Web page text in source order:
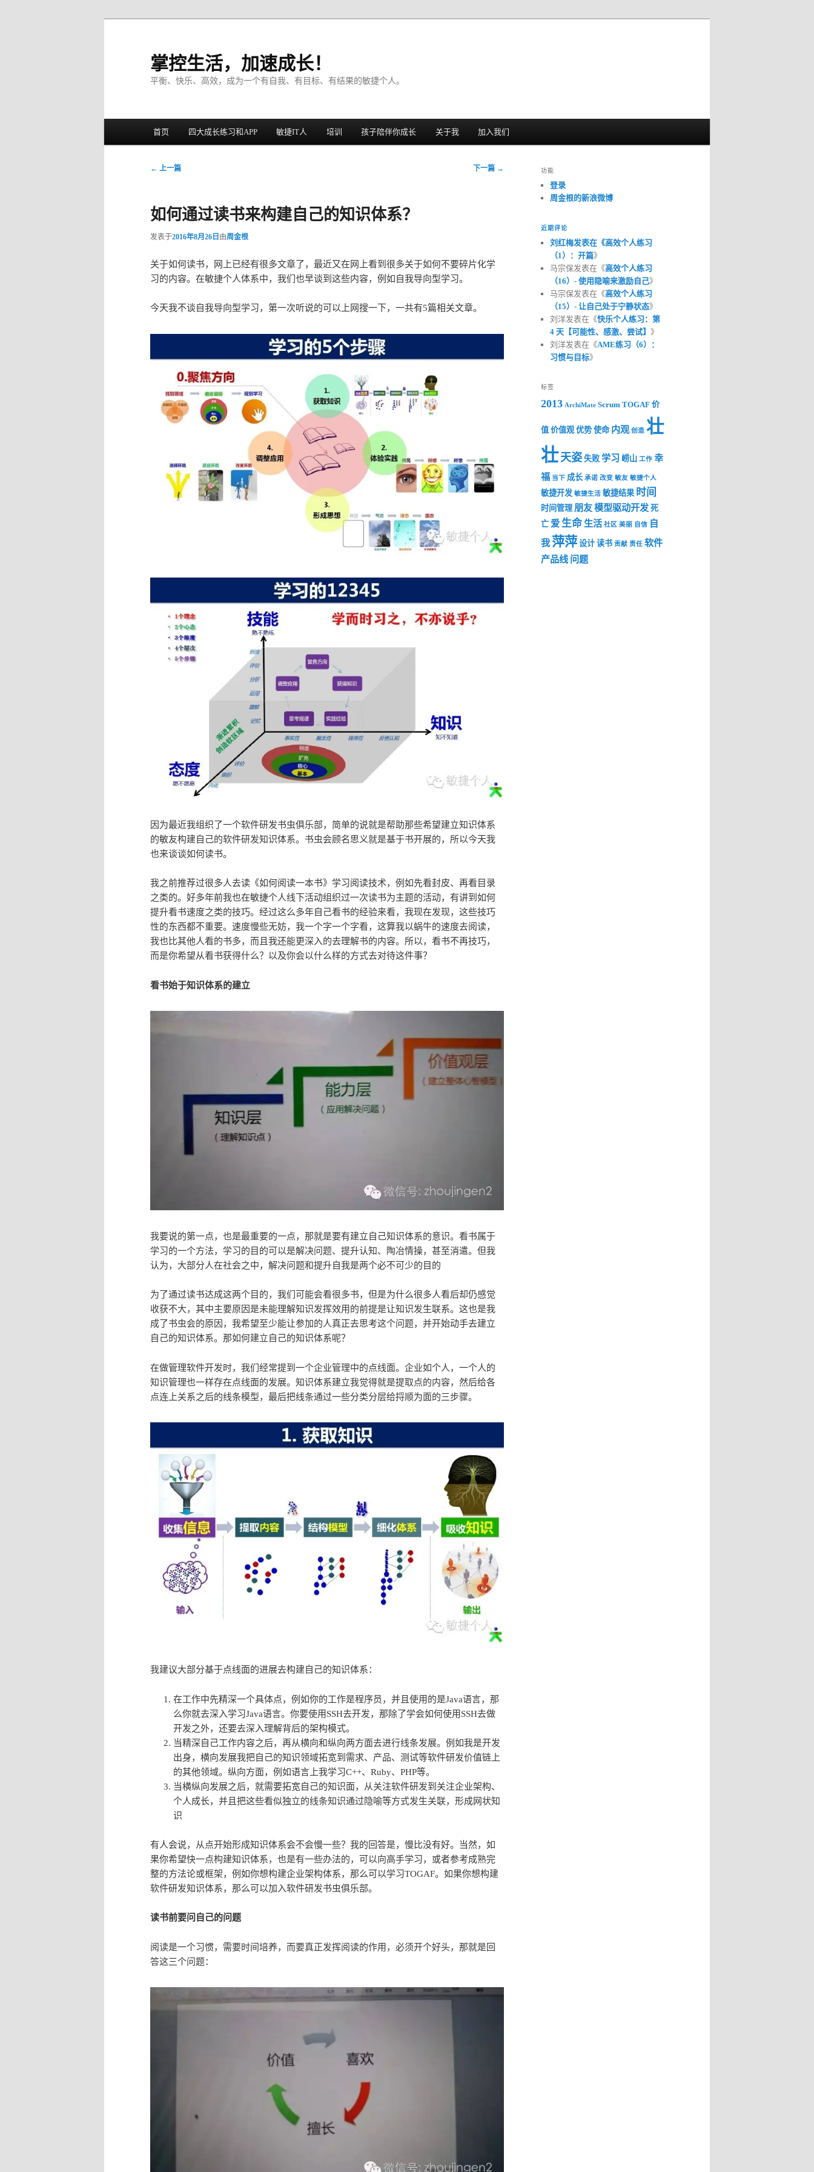
掌控生活，加速成长！
平衡、快乐、高效，成为一个有自我、有目标、有结果的敏捷个人。
跳至主内容区域
跳至副内容区域
首页 四大成长练习和APP 敏捷IT人 培训 孩子陪伴你成长 关于我 加入我们
文章导航
← 上一篇 下一篇 →
如何通过读书来构建自己的知识体系？
发表于2016年8月26日 由周金根
关于如何读书，网上已经有很多文章了，最近又在网上看到很多关于如何不要碎片化学
习的内容。在敏捷个人体系中，我们也早谈到这些内容，例如自我导向型学习。
今天我不谈自我导向型学习，第一次听说的可以上网搜一下，一共有5篇相关文章。
因为最近我组织了一个软件研发书虫俱乐部，简单的说就是帮助那些希望建立知识体系
的敏友构建自己的软件研发知识体系。书虫会顾名思义就是基于书开展的，所以今天我
也来谈谈如何读书。
我之前推荐过很多人去读《如何阅读一本书》学习阅读技术，例如先看封皮、再看目录
之类的。好多年前我也在敏捷个人线下活动组织过一次读书为主题的活动，有讲到如何
提升看书速度之类的技巧。经过这么多年自己看书的经验来看，我现在发现，这些技巧
性的东西都不重要。速度慢些无妨，我一个字一个字看，这算我以蜗牛的速度去阅读，
我也比其他人看的书多，而且我还能更深入的去理解书的内容。所以，看书不再技巧，
而是你希望从看书获得什么？以及你会以什么样的方式去对待这件事？
看书始于知识体系的建立
我要说的第一点，也是最重要的一点，那就是要有建立自己知识体系的意识。看书属于
学习的一个方法，学习的目的可以是解决问题、提升认知、陶冶情操，甚至消遣。但我
认为，大部分人在社会之中，解决问题和提升自我是两个必不可少的目的
为了通过读书达成这两个目的，我们可能会看很多书，但是为什么很多人看后却仍感觉
收获不大，其中主要原因是未能理解知识发挥效用的前提是让知识发生联系。这也是我
成了书虫会的原因，我希望至少能让参加的人真正去思考这个问题，并开始动手去建立
自己的知识体系。那如何建立自己的知识体系呢？
在做管理软件开发时，我们经常提到一个企业管理中的点线面。企业如个人，一个人的
知识管理也一样存在点线面的发展。知识体系建立我觉得就是提取点的内容，然后给各
点连上关系之后的线条模型，最后把线条通过一些分类分层给捋顺为面的三步骤。
我建议大部分基于点线面的进展去构建自己的知识体系：
在工作中先精深一个具体点，例如你的工作是程序员，并且使用的是Java语言，那
么你就去深入学习Java语言。你要使用SSH去开发，那除了学会如何使用SSH去做
开发之外，还要去深入理解背后的架构模式。
当精深自己工作内容之后，再从横向和纵向两方面去进行线条发展。例如我是开发
出身，横向发展我把自己的知识领域拓宽到需求、产品、测试等软件研发价值链上
的其他领域。纵向方面，例如语言上我学习C++、Ruby、PHP等。
当横纵向发展之后，就需要拓宽自己的知识面，从关注软件研发到关注企业架构、
个人成长，并且把这些看似独立的线条知识通过隐喻等方式发生关联，形成网状知
识
有人会说，从点开始形成知识体系会不会慢一些？我的回答是，慢比没有好。当然，如
果你希望快一点构建知识体系，也是有一些办法的，可以向高手学习，或者参考成熟完
整的方法论或框架，例如你想构建企业架构体系，那么可以学习TOGAF。如果你想构建
软件研发知识体系，那么可以加入软件研发书虫俱乐部。
读书前要问自己的问题
阅读是一个习惯，需要时间培养，而要真正发挥阅读的作用，必须开个好头，那就是回
答这三个问题：
功能
登录
周金根的新浪微博
近期评论
刘红梅发表在《高效个人练习
（1）：开篇》
马宗保发表在《高效个人练习
（16）- 使用隐喻来激励自己》
马宗保发表在《高效个人练习
（15）- 让自己处于宁静状态》
刘洋发表在《快乐个人练习：第
4 天【可能性、感激、尝试】 》
刘洋发表在《AME练习（6）：
习惯与目标》
标签
2013 ArchiMate Scrum TOGAF 价
值 价值观 优势 使命 内观 创造 壮
壮 天姿 失败 学习 崂山 工作 幸
福 当下 成长 承诺 改变 敏友 敏捷个人
敏捷开发 敏捷生活 敏捷结果 时间
时间管理 朋友模型驱动开发 死
亡 爱 生命 生活 社区 美丽 自信
自
我 萍萍 设计 读书 贡献 责任 软件
产品线 问题